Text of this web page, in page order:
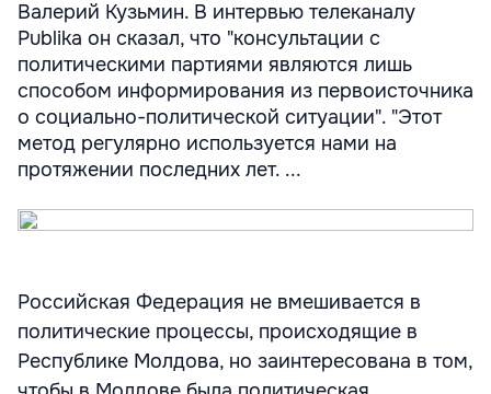
Валерий Кузьмин. В интервью телеканалу
Publika он сказал, что "консультации с
политическими партиями являются лишь
способом информирования из первоисточника
о социально-политической ситуации". "Этот
метод регулярно используется нами на
протяжении последних лет. ...
Российская Федерация не вмешивается в
политические процессы, происходящие в
Республике Молдова, но заинтересована в том,